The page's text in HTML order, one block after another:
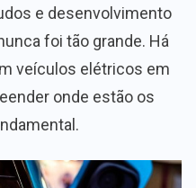
e desenvolvimento
foi tão grande. Há
veículos elétricos em
onde estão os